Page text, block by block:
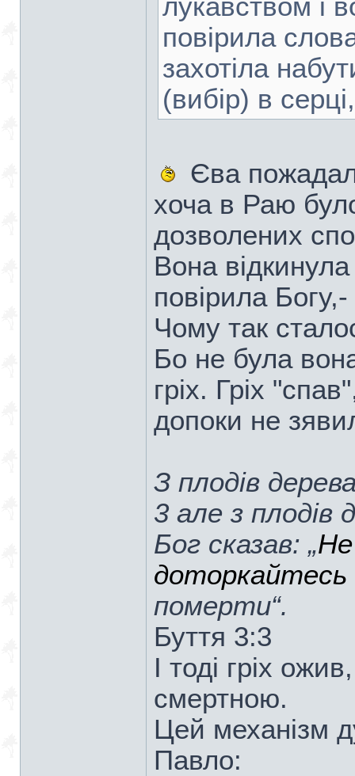
лукавством і
повірила
захотіла
(вибір) в
Єва
хоча в Раю
дозволених
Вона
повірила
Чому так
Бо не була
гріх. Гріх
допоки не
З плодів
3 але з
Бог сказав: „Не
доторкайтесь
померти“.
Буття 3:3
І тоді гріх
смертною.
Цей механізм
Павло: